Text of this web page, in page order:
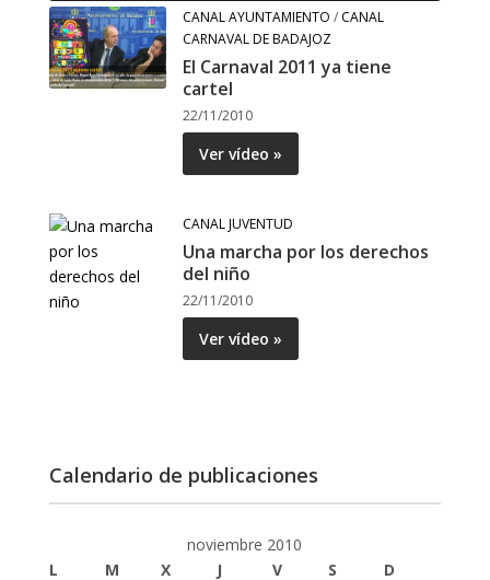
CANAL AYUNTAMIENTO / CANAL
CARNAVAL DE BADAJOZ
El Carnaval 2011 ya tiene
cartel
22/11/2010
Ver vídeo »
CANAL JUVENTUD
Una marcha por los derechos
del niño
22/11/2010
Ver vídeo »
Calendario de publicaciones
noviembre 2010
L
M X J V S
D